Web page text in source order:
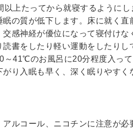
以上たってから就寝するように
眠の質が低下します。床に就く
交感神経が優位になって寝付け
読書をしたり軽い運動をしたり
～41℃のお風呂に20分程度入っ
がり入眠も早く、深く眠りやすく
アルコール、ニコチンに注意が必